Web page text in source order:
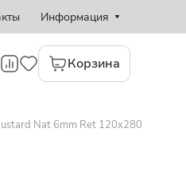
Информация
Корзина
Nat 6mm Ret 120x280